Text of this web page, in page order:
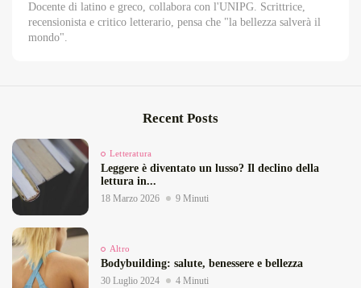
Docente di latino e greco, collabora con l'UNIPG. Scrittrice,
recensionista e critico letterario, pensa che "la bellezza salverà il
mondo".
Recent Posts
Letteratura
Leggere è diventato un lusso? Il declino della
lettura in...
18 Marzo 2026 9 Minuti
Altro
Bodybuilding: salute, benessere e bellezza
30 Luglio 2024 4 Minuti